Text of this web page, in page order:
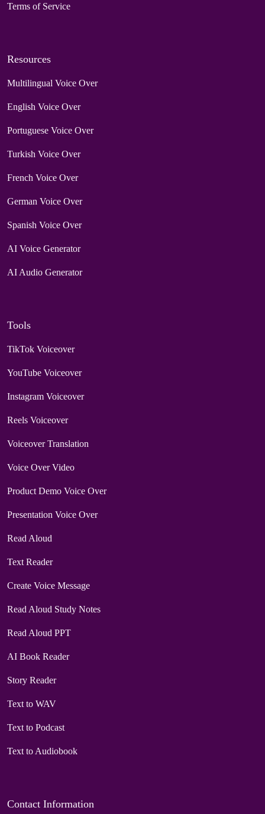
Terms of Service
Resources
Multilingual Voice Over
English Voice Over
Portuguese Voice Over
Turkish Voice Over
French Voice Over
German Voice Over
Spanish Voice Over
AI Voice Generator
AI Audio Generator
Tools
TikTok Voiceover
YouTube Voiceover
Instagram Voiceover
Reels Voiceover
Voiceover Translation
Voice Over Video
Product Demo Voice Over
Presentation Voice Over
Read Aloud
Text Reader
Create Voice Message
Read Aloud Study Notes
Read Aloud PPT
AI Book Reader
Story Reader
Text to WAV
Text to Podcast
Text to Audiobook
Contact Information